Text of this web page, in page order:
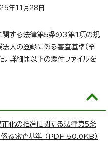
年11月28日
関する法律第5条の3第1項の規
人の登録に係る審査基準（令
詳細は以下の添付ファイルを
正化の推進に関する法律第5条
る審査基準 （PDF 50.0KB）